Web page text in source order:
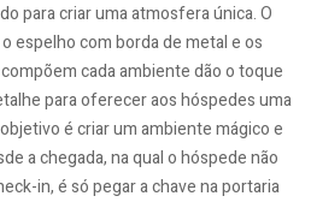
para criar uma atmosfera única. O
espelho com borda de metal e os
cada ambiente dão o toque
para oferecer aos hóspedes uma
é criar um ambiente mágico e
a chegada, na qual o hóspede não
in, é só pegar a chave na portaria